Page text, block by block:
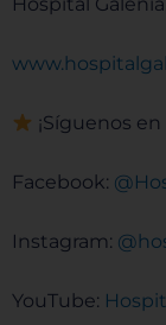
Hospital
¡Síguenos
Facebook:
Instagram:
YouTube: